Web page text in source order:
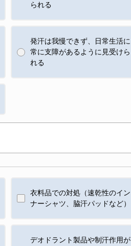
られる
発汗は我慢できず、日常生活に
常に支障があるように見受けら
れる
衣料品での対処（速乾性のイン
ナーシャツ、脇汗パッドなど）
デオドラント製品や制汗作用が